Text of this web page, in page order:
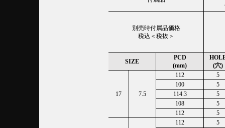
別売時付属品価格
税込＜税抜＞
SIZE
PCD
(mm)
(穴)
17 7.5
112
5
100
5
114.3
5
108
5
112
5
112
5